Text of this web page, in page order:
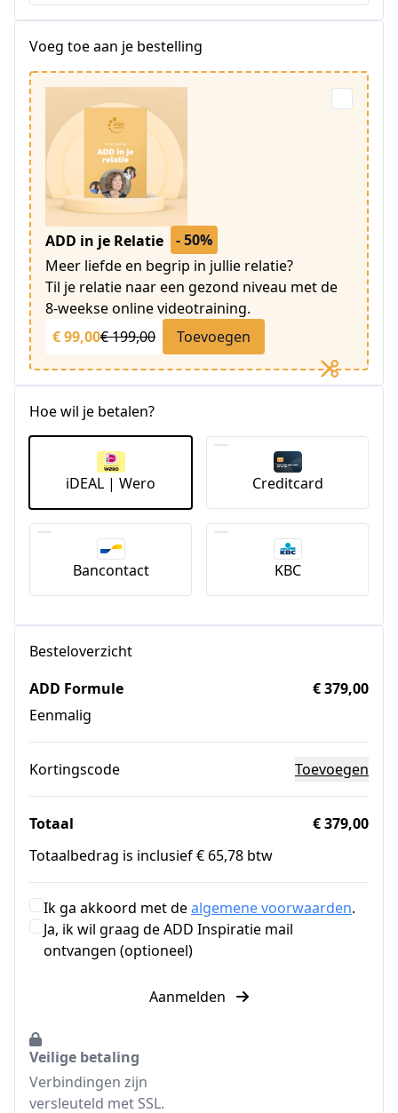
Voeg toe aan je bestelling
ADD in je Relatie
- 50%
Meer liefde en begrip in jullie relatie?
Til je relatie naar een gezond niveau met de
8-weekse online videotraining.
€ 99,00€ 199,00 Toevoegen
Hoe wil je betalen?
iDEAL | Wero Creditcard
Bancontact KBC
Besteloverzicht
ADD Formule
Eenmalig
€ 379,00
Kortingscode Toevoegen
Totaal
€ 379,00
Totaalbedrag is inclusief € 65,78 btw
Ik ga akkoord met dealgemene voorwaarden.
Ja, ik wil graag de ADD Inspiratie mail
ontvangen (optioneel)
Aanmelden
Veilige betaling
Verbindingen zijn
versleuteld met SSL.